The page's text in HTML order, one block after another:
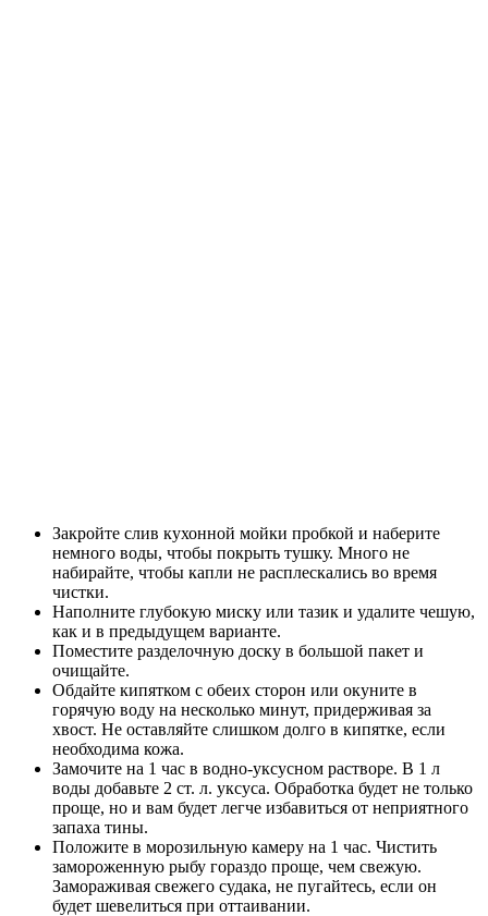
Закройте слив кухонной мойки пробкой и наберите
немного воды, чтобы покрыть тушку. Много не
набирайте, чтобы капли не расплескались во время
чистки.
Наполните глубокую миску или тазик и удалите чешую,
как и в предыдущем варианте.
Поместите разделочную доску в большой пакет и
очищайте.
Обдайте кипятком с обеих сторон или окуните в
горячую воду на несколько минут, придерживая за
хвост. Не оставляйте слишком долго в кипятке, если
необходима кожа.
Замочите на 1 час в водно-уксусном растворе. В 1 л
воды добавьте 2 ст. л. уксуса. Обработка будет не только
проще, но и вам будет легче избавиться от неприятного
запаха тины.
Положите в морозильную камеру на 1 час. Чистить
замороженную рыбу гораздо проще, чем свежую.
Замораживая свежего судака, не пугайтесь, если он
будет шевелиться при оттаивании.